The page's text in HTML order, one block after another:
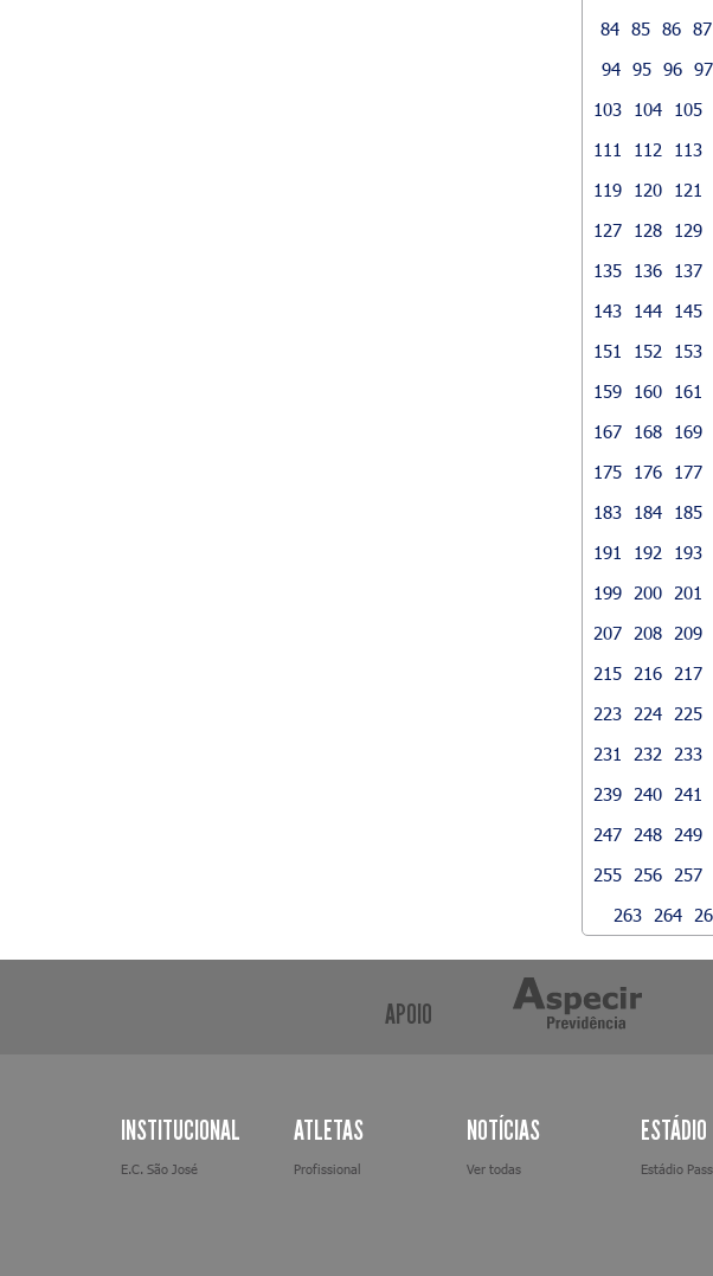
84 85 86 87
94 95 96 97
103
104 105
111
112 113
119
120 121
127
128 129
135
136 137
143
144 145
151
152 153
159
160 161
167
168 169
175
176 177
183
184 185
191
192 193
199
200 201
207
208 209
215
216 217
223
224 225
231
232 233
239
240 241
247
248 249
255
256 257
263
264
APOIO
INSTITUCIONAL
E.C. São José
ATLETAS
Profissional
NOTÍCIAS
Ver todas
ESTÁDIO
Estádio